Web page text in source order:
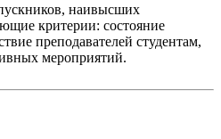
наивысших
критерии: состояние
преподавателей студентам,
мероприятий.